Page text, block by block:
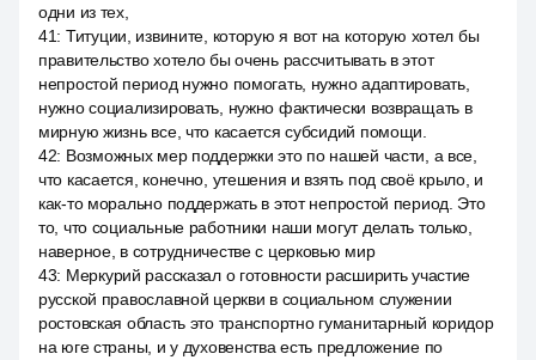
одни из тех,
41: Титуции, извините, которую я вот на которую хотел бы
правительство хотело бы очень рассчитывать в этот
непростой период нужно помогать, нужно адаптировать,
нужно социализировать, нужно фактически возвращать в
мирную жизнь все, что касается субсидий помощи.
42: Возможных мер поддержки это по нашей части, а все,
что касается, конечно, утешения и взять под своё крыло, и
как-то морально поддержать в этот непростой период. Это
то, что социальные работники наши могут делать только,
наверное, в сотрудничестве с церковью мир
43: Меркурий рассказал о готовности расширить участие
русской православной церкви в социальном служении
ростовская область это транспортно гуманитарный коридор
на юге страны, и у духовенства есть предложение по